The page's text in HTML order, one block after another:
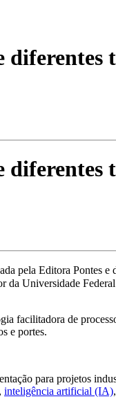
pela Editora Pontes
Universidade
facilitadora de
e portes.
para projetos
inteligência artificial (IA)